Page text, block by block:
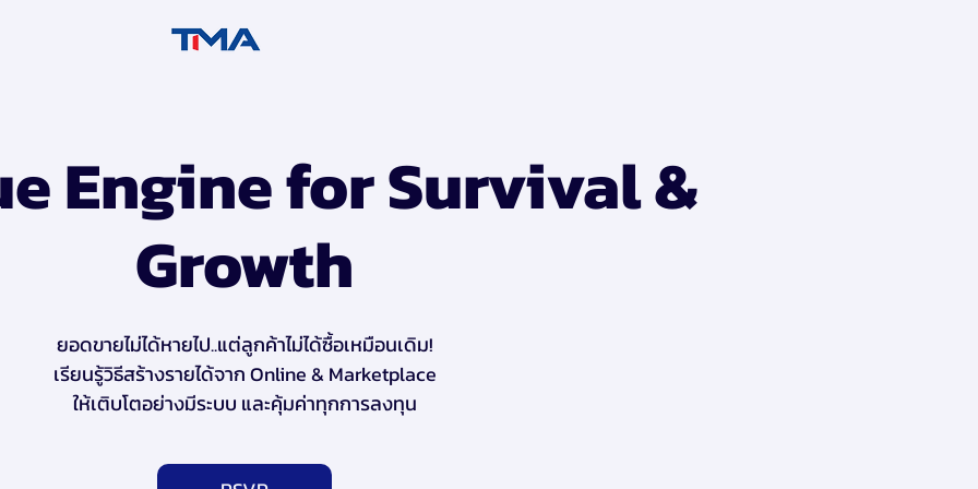
Engine for Survival &
Growth
ยอดขายไม่ได้หายไป..แต่ลูกค้าไม่ได้ซื้อเหมือนเดิม!
เรียนรู้วิธีสร้างรายได้จาก Online & Marketplace
ให้เติบโตอย่างมีระบบ และคุ้มค่าทุกการลงทุน